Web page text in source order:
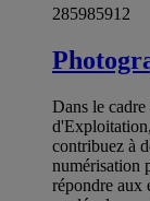
285985912
Dans le
contribuez à
numérisation
répondre aux